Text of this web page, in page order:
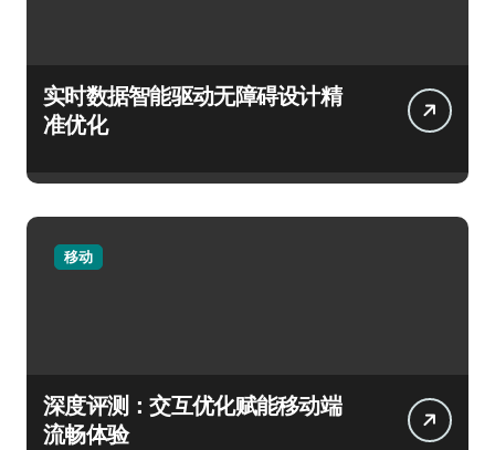
实时数据智能驱动无障碍设计精
准优化
移动
深度评测：交互优化赋能移动端
流畅体验